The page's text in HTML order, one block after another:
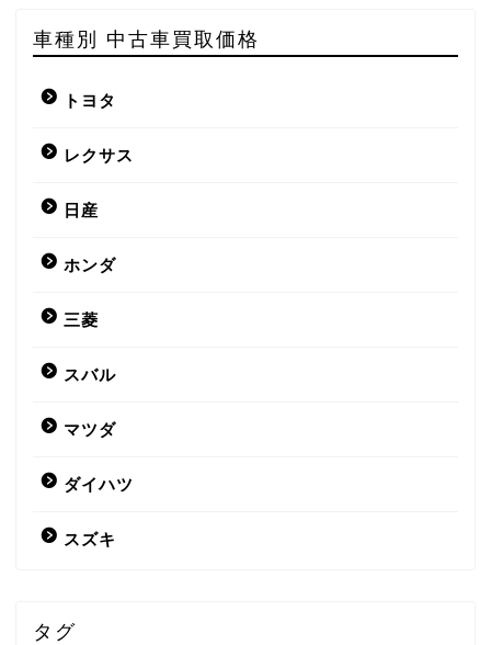
車種別 中古車買取価格
トヨタ
レクサス
日産
ホンダ
三菱
スバル
マツダ
ダイハツ
スズキ
タグ